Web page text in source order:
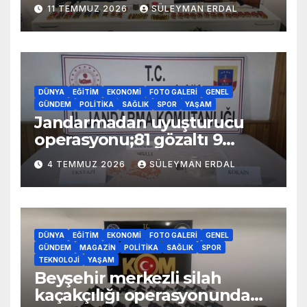
11 TEMMUZ 2026 SÜLEYMAN ERDAL
DÜNYA EĞITIM EKONOMI FOTO GALERI
GENEL
GÜNDEM
POLITIKA SAĞLIK SPOR YAŞAM
Jandarmadan uyuşturucu
operasyonu;81 gözaltı 9
tutuklama
4 TEMMUZ 2026 SÜLEYMAN ERDAL
DÜNYA EĞITIM EKONOMI FOTO GALERI
GENEL
GÜNDEM
MAGAZIN POLITIKA SAĞLIK
SPOR
TEKNOLOJI
YAŞAM
Beyşehir merkezli silah
kaçakçılığı operasyonunda